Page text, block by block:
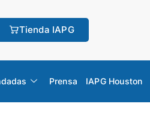
Tienda IAPG
Prensa IAPG Houston